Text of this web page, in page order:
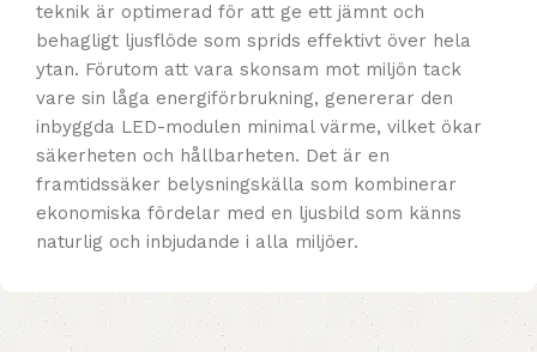
teknik är optimerad för att ge ett jämnt och
behagligt ljusflöde som sprids effektivt över hela
ytan. Förutom att vara skonsam mot miljön tack
vare sin låga energiförbrukning, genererar den
inbyggda LED-modulen minimal värme, vilket ökar
säkerheten och hållbarheten. Det är en
framtidssäker belysningskälla som kombinerar
ekonomiska fördelar med en ljusbild som känns
naturlig och inbjudande i alla miljöer.